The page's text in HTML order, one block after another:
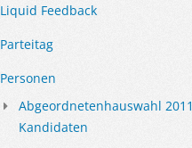
Liquid Feedback
Parteitag
Personen
Abgeordnetenhauswahl 2011
Kandidaten